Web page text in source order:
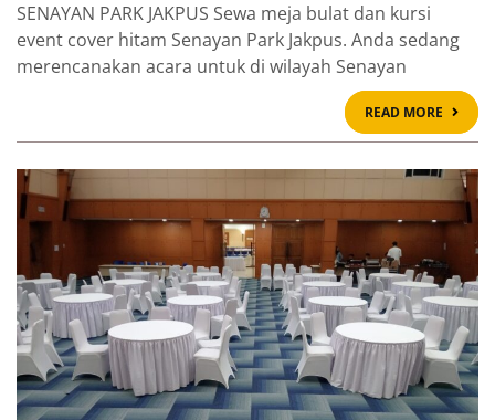
SENAYAN PARK JAKPUS Sewa meja bulat dan kursi
event cover hitam Senayan Park Jakpus. Anda sedang
merencanakan acara untuk di wilayah Senayan
READ MORE
READ